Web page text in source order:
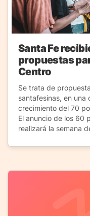
Santa Fe
propuestas
Centro
Se trata de
santafesinas, en una
crecimiento del 70
El anuncio de los 60
realizará la semana